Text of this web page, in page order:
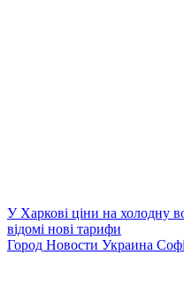
У Харкові ціни на холодну
відомі нові тарифи
Город Новости Украина